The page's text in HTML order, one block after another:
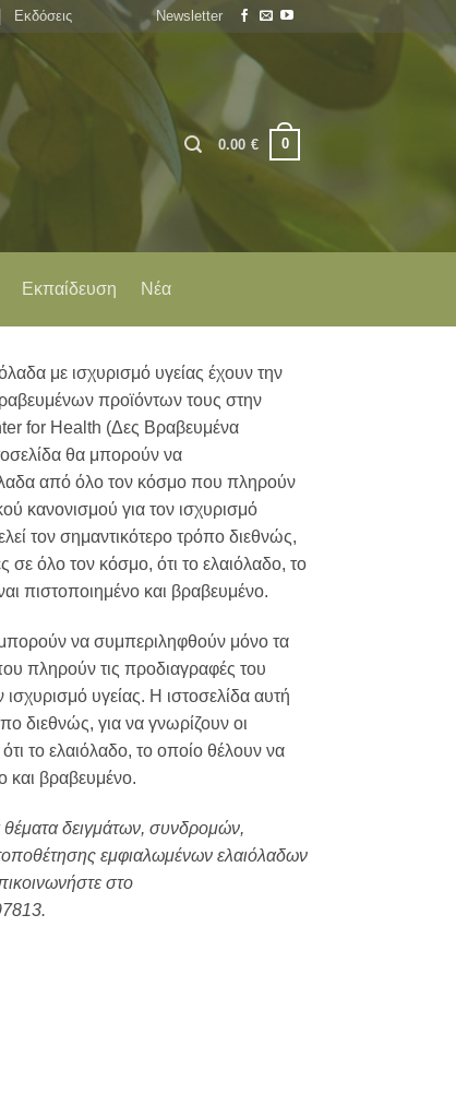
Εκδόσεις Newsletter
0.00 € 0
Εκπαίδευση Νέα
με ισχυρισμό υγείας έχουν την
προϊόντων τους στην
for Health (Δες Βραβευμένα
θα μπορούν να
από όλο τον κόσμο που πληρούν
κανονισμού για τον ισχυρισμό
τον σημαντικότερο τρόπο διεθνώς,
σε όλο τον κόσμο, ότι το ελαιόλαδο, το
πιστοποιημένο και βραβευμένο.
μπορούν να συμπεριληφθούν μόνο τα
πληρούν τις προδιαγραφές του
υγείας. Η ιστοσελίδα αυτή
διεθνώς, για να γνωρίζουν οι
το ελαιόλαδο, το οποίο θέλουν να
και βραβευμένο.
θέματα δειγμάτων, συνδρομών,
εμφιαλωμένων ελαιόλαδων
στο